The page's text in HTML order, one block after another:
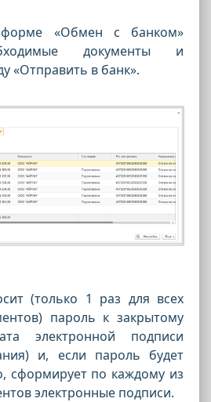
«Обмен с банком»
документы и
«Отправить в банк».
(только 1 раз для всех
пароль к закрытому
электронной подписи
и, если пароль будет
сформирует по каждому из
электронные подписи.